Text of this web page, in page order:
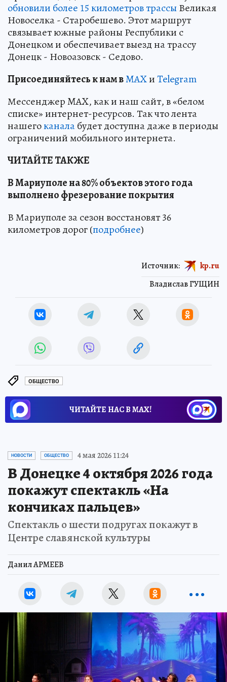
обновили более 15 километров трассы Великая
Новоселка - Старобешево. Этот маршрут
связывает южные районы Республики с
Донецком и обеспечивает выезд на трассу
Донецк - Новоазовск - Седово.
Присоединяйтесь к нам вMAXиTelegram
Мессенджер MAX, как и наш сайт, в «белом
списке» интернет-ресурсов. Так что лента
нашегоканалабудет доступна даже в периоды
ограничений мобильного интернета.
ЧИТАЙТЕ ТАКЖЕ
В Мариуполе на 80% объектов этого года
выполнено фрезерование покрытия
В Мариуполе за сезон восстановят 36
километров дорог (подробнее)
Владислав ГУЩИН
Источник: kp.ru
ОБЩЕСТВО
ЧИТАЙТЕ НАС В МАХ!
НОВОСТИ ОБЩЕСТВО 4 мая 2026 11:24
В Донецке 4 октября 2026 года
покажут спектакль «На
кончиках пальцев»
Спектакль о шести подругах покажут в
Центре славянской культуры
Данил АРМЕЕВ